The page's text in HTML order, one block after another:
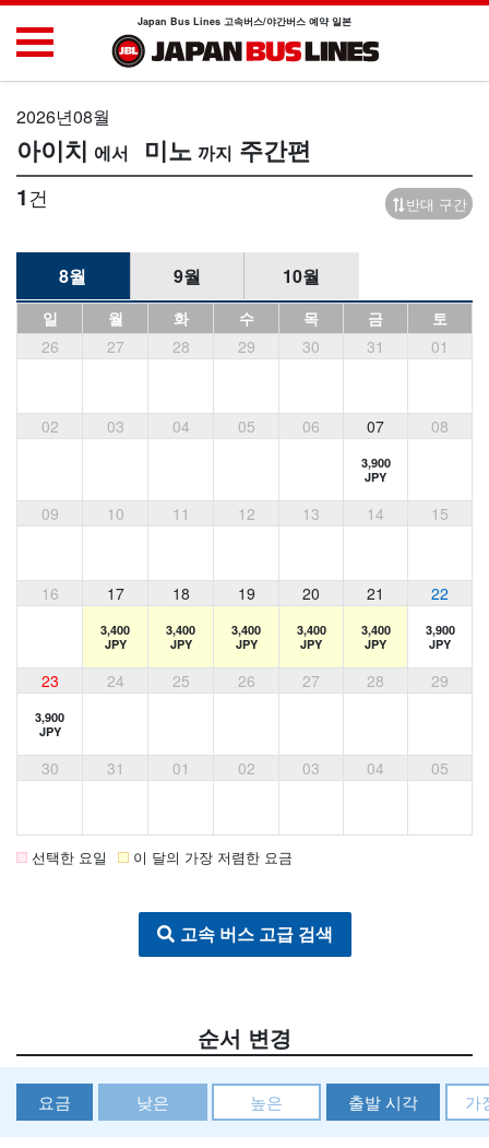
Japan Bus Lines 고속버스/야간버스 예약 일본
2026년08월
아이치 미노 주간편
1건 반대 구간
8월 9월 10월
일 월 화 수 목 금
토
26
27 28 29 30 31 01
02 03 04 05 06 07 08
3,900
JPY
09 10 11 12 13 14 15
16 17 18 19 20 21 22
3,400
JPY
3,400
JPY
3,400
JPY
3,400
JPY
3,400
JPY
3,900
JPY
23 24 25 26 27 28 29
3,900
JPY
30 31 01 02 03 04 05
선택한 요일 이 달의 가장 저렴한 요금
고속 버스 고급 검색
순서 변경
요금 낮은 높은 출발 시각 가